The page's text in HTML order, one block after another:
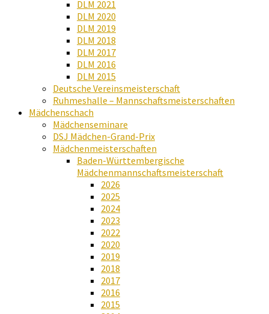
DLM 2021
DLM 2020
DLM 2019
DLM 2018
DLM 2017
DLM 2016
DLM 2015
Deutsche Vereinsmeisterschaft
Ruhmeshalle – Mannschaftsmeisterschaften
Mädchenschach
Mädchenseminare
DSJ Mädchen-Grand-Prix
Mädchenmeisterschaften
Baden-Württembergische
Mädchenmannschaftsmeisterschaft
2026
2025
2024
2023
2022
2020
2019
2018
2017
2016
2015